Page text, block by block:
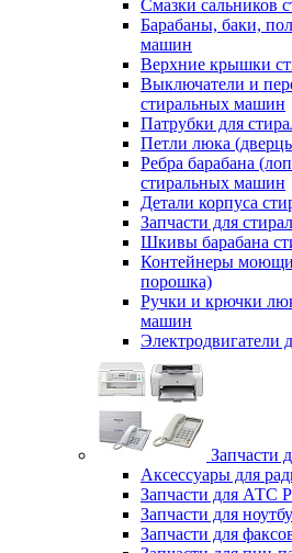
Смазки сальников
Барабаны, баки,
машин
Верхние крышки
Выключатели и
стиральных машин
Патрубки для
Петли люка
Ребра барабана
стиральных машин
Детали корпуса
Запчасти для
Шкивы барабана
Контейнеры
порошка)
Ручки и крючки
машин
Электродвигатели
Запчасти
Аксессуары для
Запчасти для АТС
Запчасти для
Запчасти для